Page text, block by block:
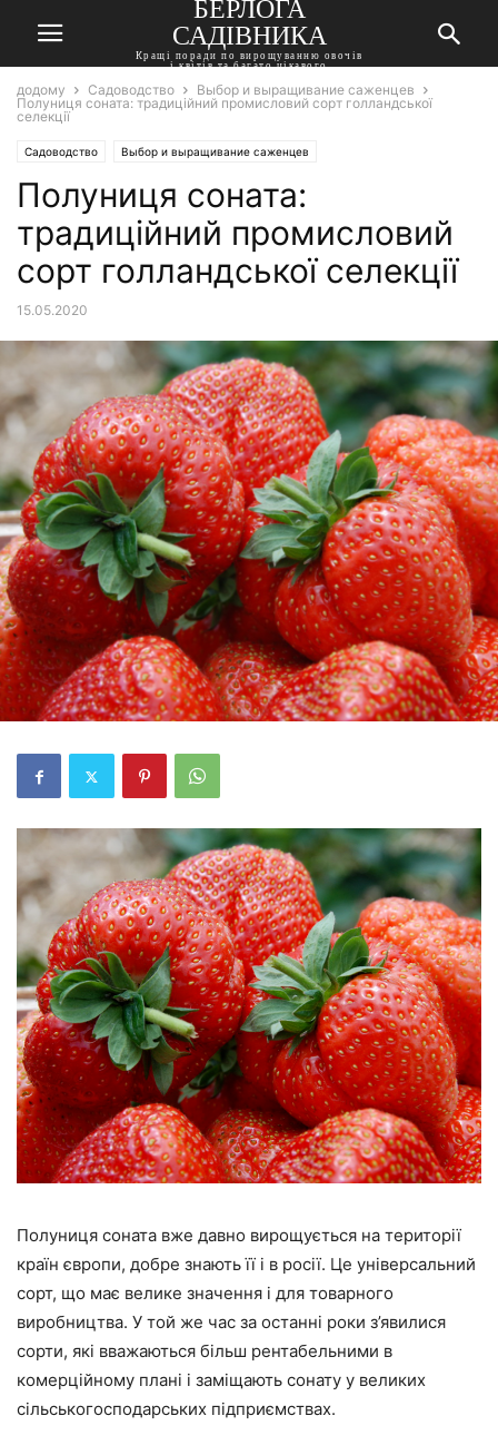
БЕРЛОГА
САДІВНИКА
Кращі поради по вирощуванню овочів
і квітів та багато цікавого
додому Садоводство
Выбор и выращивание саженцев
Полуниця соната: традиційний промисловий сорт голландської
селекції
Садоводство Выбор и выращивание саженцев
Полуниця соната:
традиційний промисловий
сорт голландської селекції
15.05.2020
Полуниця соната вже давно вирощується на території
країн європи, добре знають її і в росії. Це універсальний
сорт, що має велике значення і для товарного
виробництва. У той же час за останні роки з’явилися
сорти, які вважаються більш рентабельними в
комерційному плані і заміщають сонату у великих
сільськогосподарських підприємствах.